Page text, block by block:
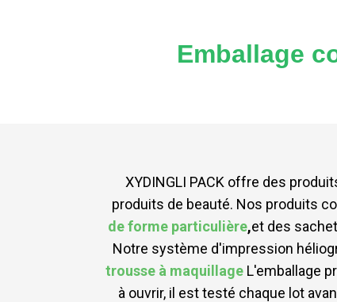
Emballage
XYDINGLI PACK offre des
produits de beauté. Nos produits
de forme particulière,et des
Notre système d'impression
trousse à maquillage L'emballage
à ouvrir, il est testé chaque lot